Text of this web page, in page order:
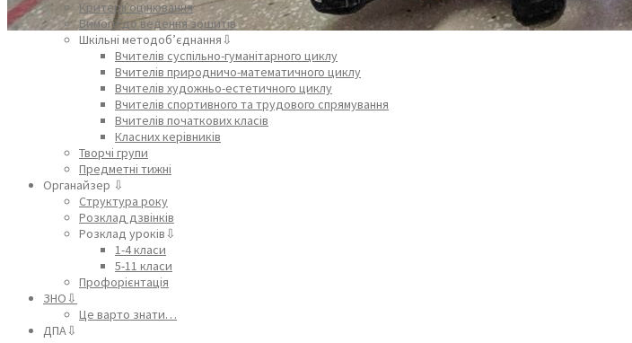
Критерії оцінювання
Вимоги до ведення зошитів
Шкільні методоб’єднання⇩
Вчителів суспільно-гуманітарного циклу
Вчителів природничо-математичного циклу
Вчителів художньо-естетичного циклу
Вчителів спортивного та трудового спрямування
Вчителів початкових класів
Класних керівників
Творчі групи
Предметні тижні
Органайзер ⇩
Структура року
Розклад дзвінків
Розклад уроків⇩
1-4 класи
5-11 класи
Профорієнтація
ЗНО⇩
Це варто знати…
ДПА⇩